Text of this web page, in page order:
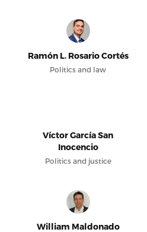
Ramón L. Rosario Cortés
Politics and law
Víctor García San
Inocencio
Politics and justice
William Maldonado